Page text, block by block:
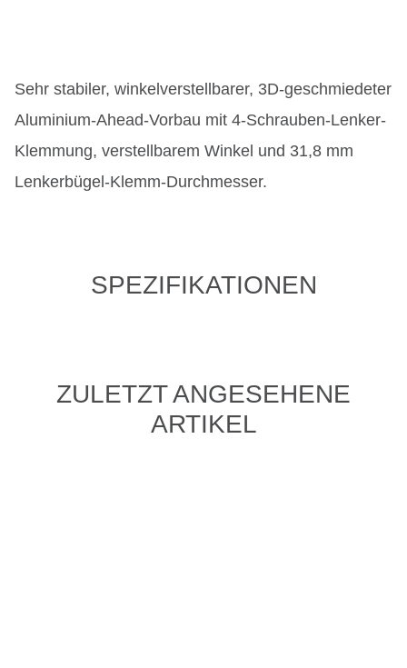
Sehr stabiler, winkelverstellbarer, 3D-geschmiedeter
Aluminium-Ahead-Vorbau mit 4-Schrauben-Lenker-
Klemmung, verstellbarem Winkel und 31,8 mm
Lenkerbügel-Klemm-Durchmesser.
SPEZIFIKATIONEN
ZULETZT ANGESEHENE
ARTIKEL